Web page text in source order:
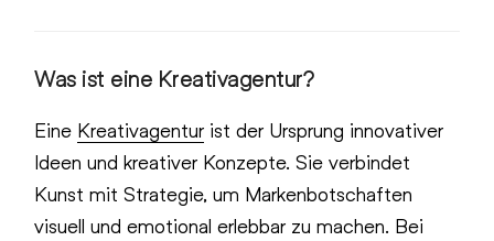
Was ist eine Kreativagentur?
Eine Kreativagentur ist der Ursprung innovativer
Ideen und kreativer Konzepte. Sie verbindet
Kunst mit Strategie, um Markenbotschaften
visuell und emotional erlebbar zu machen. Bei